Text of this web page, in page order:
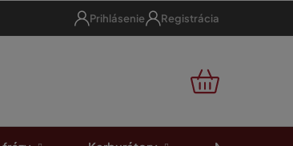
Prihlásenie Registrácia
NÁKUPNÝ